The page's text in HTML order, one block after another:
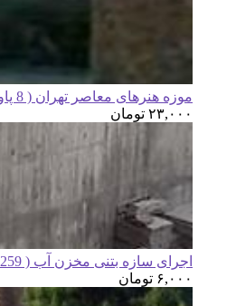
موزه هنرهای معاصر تهران ( 8 پاورپوینت )
۲۳,۰۰۰ تومان
اجرای سازه بتنی مخزن آب ( 259 اسلاید )
۶,۰۰۰ تومان